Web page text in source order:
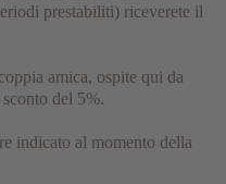
prestabiliti) riceverete il
amica, ospite qui da
del 5%.
indicato al momento della